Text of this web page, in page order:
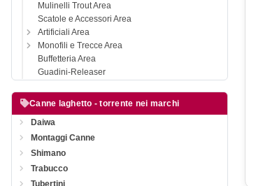
Mulinelli Trout Area
Scatole e Accessori Area
Artificiali Area
Monofili e Trecce Area
Buffetteria Area
Guadini-Releaser
Canne laghetto - torrente nei marchi
Daiwa
Montaggi Canne
Shimano
Trabucco
Tubertini